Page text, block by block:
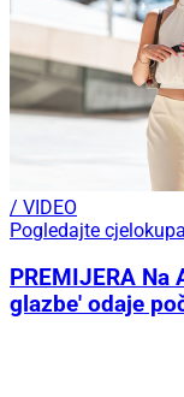
/ VIDEO
Pogledajte
PREMIJERA
glazbe' odaje